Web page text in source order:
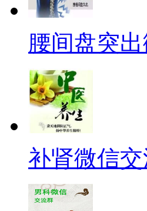
腰间盘突
补肾微信